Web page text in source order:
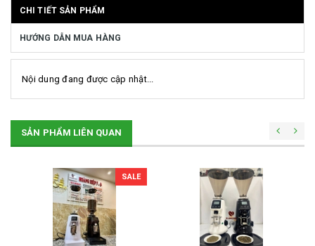
CHI TIẾT SẢN PHẨM
HƯỚNG DẪN MUA HÀNG
Nội dung đang được cập nhật...
SẢN PHẨM LIÊN QUAN
SALE